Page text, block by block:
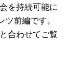
を持続可能に
ツ前編です。
合わせてご覧